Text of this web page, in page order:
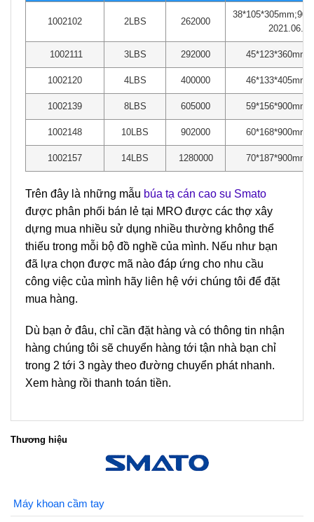
1002102 2LBS 262000
2021.06.28
1002111 3LBS 292000
1002120 4LBS 400000
1002139 8LBS 605000
1002148 10LBS 902000
1002157 14LBS 1280000
Trên đây là những mẫu búa tạ cán cao su Smato
được phân phối bán lẻ tại MRO được các thợ xây
dựng mua nhiều sử dụng nhiều thường không thể
thiếu trong mỗi bộ đồ nghề của mình. Nếu như bạn
đã lựa chọn được mã nào đáp ứng cho nhu cầu
công việc của mình hãy liên hệ với chúng tôi để đặt
mua hàng.
Dù bạn ở đâu, chỉ cần đặt hàng và có thông tin nhận
hàng chúng tôi sẽ chuyển hàng tới tận nhà bạn chỉ
trong 2 tới 3 ngày theo đường chuyển phát nhanh.
Xem hàng rồi thanh toán tiền.
Thương hiệu
Máy khoan cầm tay